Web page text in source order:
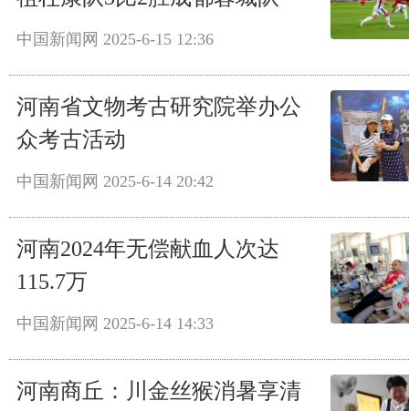
中国新闻网 2025-6-15 12:36
河南省文物考古研究院举办公
众考古活动
中国新闻网 2025-6-14 20:42
河南2024年无偿献血人次达
115.7万
中国新闻网 2025-6-14 14:33
河南商丘：川金丝猴消暑享清